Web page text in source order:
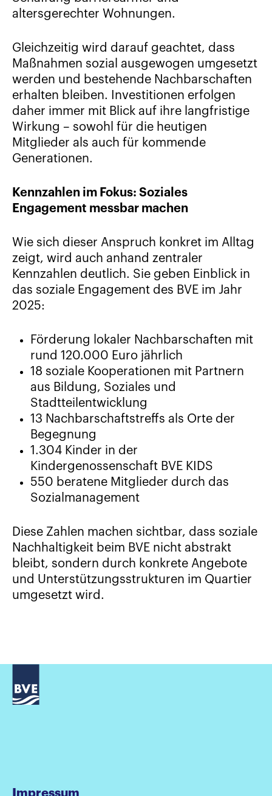
altersgerechter Wohnungen.
Gleichzeitig wird darauf geachtet, dass
Maßnahmen sozial ausgewogen umgesetzt
werden und bestehende Nachbarschaften
erhalten bleiben. Investitionen erfolgen
daher immer mit Blick auf ihre langfristige
Wirkung – sowohl für die heutigen
Mitglieder als auch für kommende
Generationen.
Kennzahlen im Fokus: Soziales
Engagement messbar machen
Wie sich dieser Anspruch konkret im Alltag
zeigt, wird auch anhand zentraler
Kennzahlen deutlich. Sie geben Einblick in
das soziale Engagement des BVE im Jahr
2025:
Förderung lokaler Nachbarschaften mit
rund 120.000 Euro jährlich
18 soziale Kooperationen mit Partnern
aus Bildung, Soziales und
Stadtteilentwicklung
13 Nachbarschaftstreffs als Orte der
Begegnung
1.304 Kinder in der
Kindergenossenschaft BVE KIDS
550 beratene Mitglieder durch das
Sozialmanagement
Diese Zahlen machen sichtbar, dass soziale
Nachhaltigkeit beim BVE nicht abstrakt
bleibt, sondern durch konkrete Angebote
und Unterstützungsstrukturen im Quartier
umgesetzt wird.
Impressum